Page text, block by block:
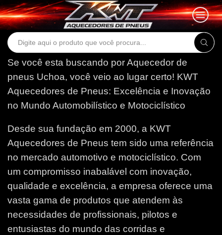
Search
Se você esta buscando por Aquecedor de
pneus Uchoa, você veio ao lugar certo! KWT
Aquecedores de Pneus: Excelência e Inovação
no Mundo Automobilístico e Motociclístico
Desde sua fundação em 2000, a KWT
Aquecedores de Pneus tem sido uma referência
no mercado automotivo e motociclístico. Com
um compromisso inabalável com inovação,
qualidade e excelência, a empresa oferece uma
vasta gama de produtos que atendem às
necessidades de profissionais, pilotos e
entusiastas do mundo das corridas e